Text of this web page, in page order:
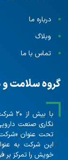
درباره ما
وبلاگ
تماس با ما
گروه سلامت و
نگاری صنعت
تحت عنوان «شرکت
این شرکت به
خویش را تمرکز بر